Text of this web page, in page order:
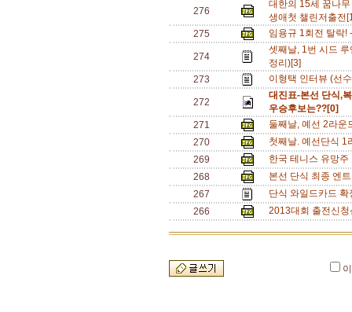
276
대한의 15세 꿈나
생애첫 챌린저출
275
임용규 1회전 탈락
274
셋째날, 1번 시드
정리)[3]
273
이형택 인터뷰 (선
272
대진표-본선 단식,
우승후보는??[0]
271
둘째날, 예선 2라
270
첫째날. 예선단식
269
한국 테니스 유망
268
본선 단식 최종 엔
267
단식 와일드카드
266
2013대회 출전신